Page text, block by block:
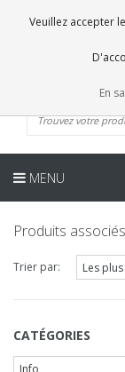
FR
MENU
Produits
Trier par:
CATÉGORIES
Veuillez accepter
En